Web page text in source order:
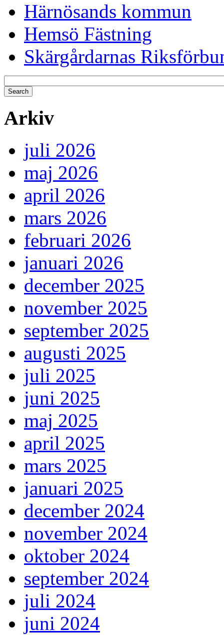
Härnösands kommun
Hemsö Fästning
Skärgårdarnas
Arkiv
juli 2026
maj 2026
april 2026
mars 2026
februari 2026
januari 2026
december 2025
november 2025
september 2025
augusti 2025
juli 2025
juni 2025
maj 2025
april 2025
mars 2025
januari 2025
december 2024
november 2024
oktober 2024
september 2024
juli 2024
juni 2024